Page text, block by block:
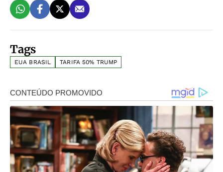
Tags
EUA BRASIL TARIFA 50% TRUMP